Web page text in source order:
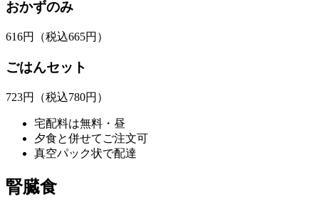
おかずのみ
616円 （税込665円）
ごはんセット
723円 （税込780円）
宅配料は無料・昼
夕食と併せてご注文可
真空パック状で配達
腎臓食